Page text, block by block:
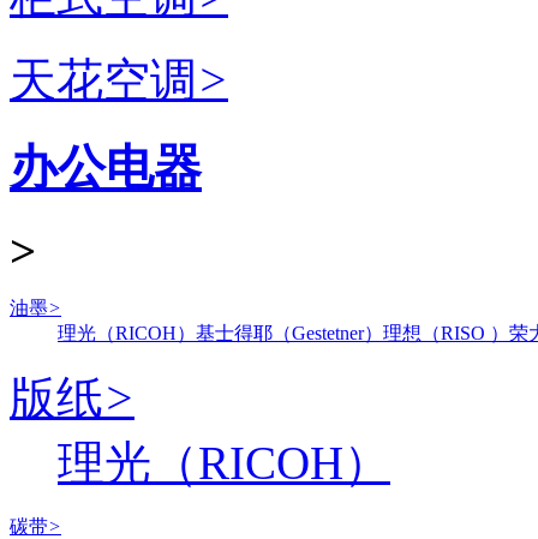
天花空调 >
办公电器
>
油墨>
理光（RICOH） 基士得耶（Gestetner） 理想（RISO ） 荣
版纸>
理光（RICOH）
碳带>